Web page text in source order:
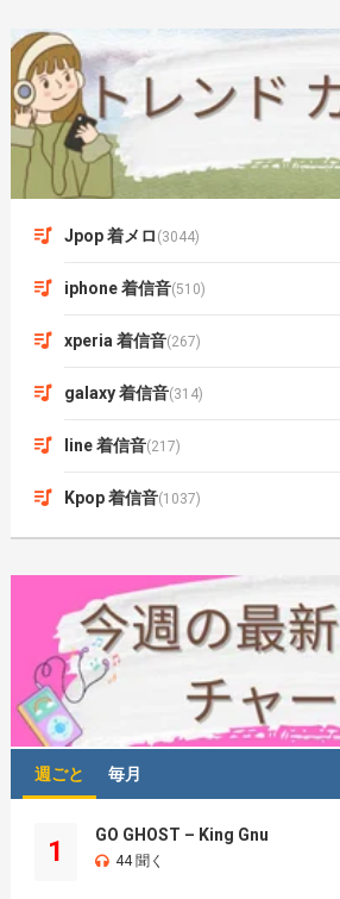
Jpop 着メロ (3044)
iphone 着信音(510)
xperia 着信音(267)
galaxy 着信音(314)
line 着信音(217)
Kpop 着信音(1037)
週ごと 毎月
1
GO GHOST – King Gnu
44 聞く